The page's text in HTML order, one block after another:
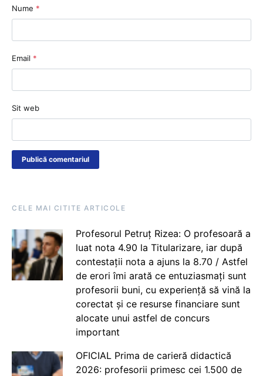
Nume *
Email *
Sit web
CELE MAI CITITE ARTICOLE
Profesorul Petruț Rizea: O profesoară a
luat nota 4.90 la Titularizare, iar după
contestații nota a ajuns la 8.70 / Astfel
de erori îmi arată ce entuziasmați sunt
profesorii buni, cu experiență să vină la
corectat și ce resurse financiare sunt
alocate unui astfel de concurs
important
OFICIAL Prima de carieră didactică
2026: profesorii primesc cei 1.500 de